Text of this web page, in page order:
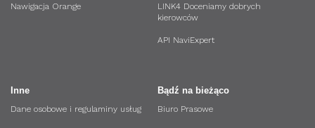
Nawigacja Orange
LINK4 Doceniamy dobrych
kierowców
API NaviExpert
Bądź na bieżąco
Biuro Prasowe
Inne
Dane osobowe i regulaminy usług